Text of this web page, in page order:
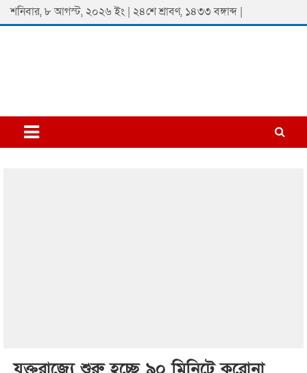
Skip
to
শনিবার, ৮ আগস্ট, ২০২৬ ইং | ২৪শে শ্রাবণ, ১৪৩৩ বঙ্গাব্দ |
Padmaprobaha
Online Newspaper Portal